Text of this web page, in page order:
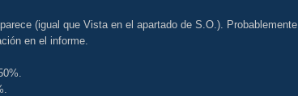
(igual que Vista en el apartado de S.O.). Probablemente
en el informe.